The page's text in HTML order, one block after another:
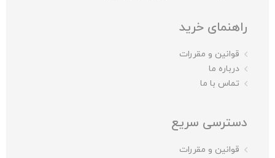
راهنمای خرید
قوانین و مقررات
درباره ما
تماس با ما
دسترسی سریع
قوانین و مقررات